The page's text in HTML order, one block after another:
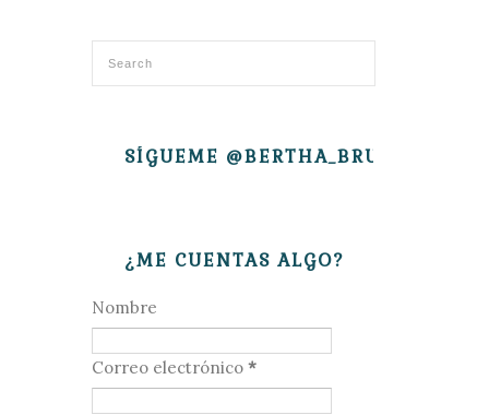
SÍGUEME @BERTHA_BRUJITA
¿ME CUENTAS ALGO?
Nombre
Correo electrónico *